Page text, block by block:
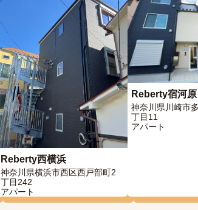
Reberty西横浜
神奈川県横浜市西区西戸部町2
丁目242
アパート
Reberty宿河原
神奈川県川崎市
丁目11
アパート